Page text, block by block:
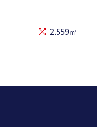
2.559㎡